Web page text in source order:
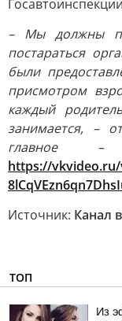
– Мы должны
постараться
были
присмотром
каждый
занимается, –
главное –
https://vkvideo.ru/
Источник: Канал
ТОП
Из